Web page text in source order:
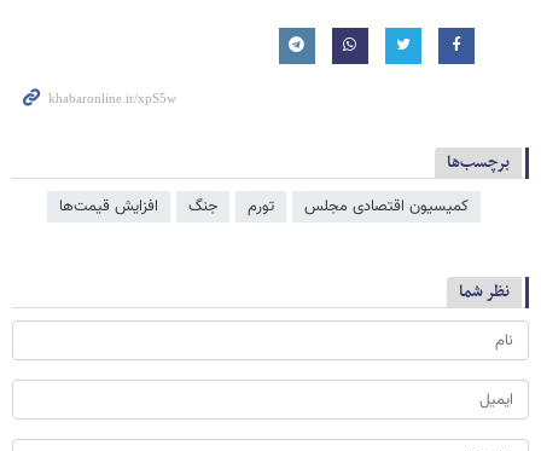
برچسب‌ها
کمیسیون اقتصادی مجلس تورم جنگ افزایش قیمت‌ها
نظر شما